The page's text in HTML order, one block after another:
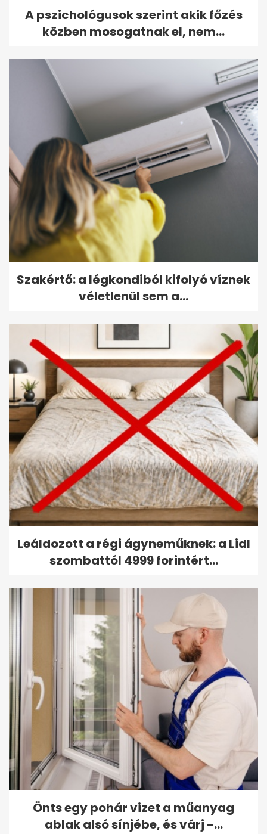
A pszichológusok szerint akik főzés
közben mosogatnak el, nem...
Szakértő: a légkondiból kifolyó víznek
véletlenül sem a...
Leáldozott a régi ágyneműknek: a Lidl
szombattól 4999 forintért...
Önts egy pohár vizet a műanyag
ablak alsó sínjébe, és várj -...